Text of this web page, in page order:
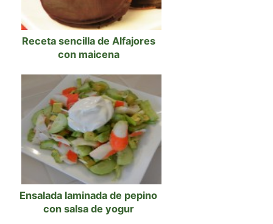
Receta sencilla de Alfajores
con maicena
Ensalada laminada de pepino
con salsa de yogur